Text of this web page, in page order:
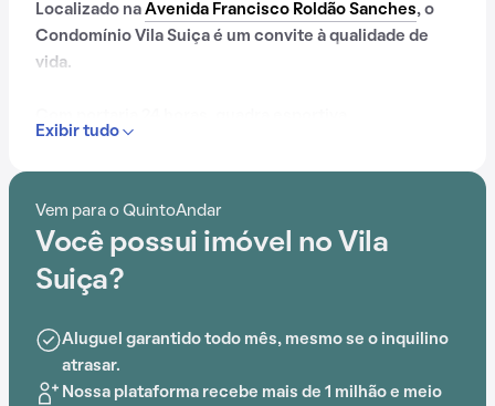
Localizado na Avenida Francisco Roldão Sanches, o
Condomínio Vila Suiça é um convite à qualidade de
vida.
entretenimento para todas as idades.
Exibir tudo
Vem para o QuintoAndar
Você possui imóvel no Vila
Suiça?
Aluguel garantido todo mês, mesmo se o inquilino
atrasar.
Nossa plataforma recebe mais de 1 milhão e meio